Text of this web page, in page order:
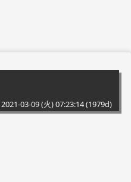
2021-03-09 (火) 07:23:14(1979d)